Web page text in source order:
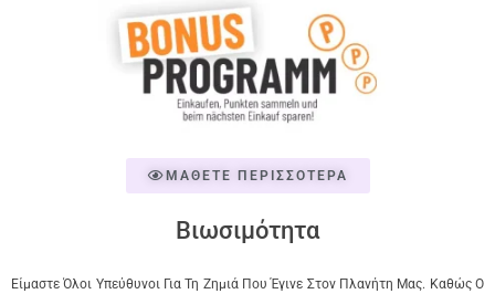
ΜΑΘΕΤΕ ΠΕΡΙΣΣΟΤΕΡΑ
Βιωσιμότητα
Είμαστε Όλοι Υπεύθυνοι Για Τη Ζημιά Που Έγινε Στον Πλανήτη Μας. Καθώς Ο